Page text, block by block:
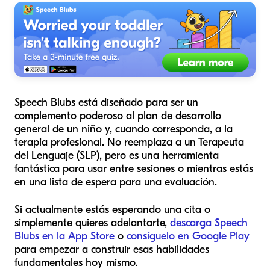
Speech Blubs está diseñado para ser un
complemento poderoso al plan de desarrollo
general de un niño y, cuando corresponda, a la
terapia profesional. No reemplaza a un Terapeuta
del Lenguaje (SLP), pero es una herramienta
fantástica para usar entre sesiones o mientras estás
en una lista de espera para una evaluación.
Si actualmente estás esperando una cita o
simplemente quieres adelantarte, descarga Speech
Blubs en la App Store o consíguelo en Google Play
para empezar a construir esas habilidades
fundamentales hoy mismo.